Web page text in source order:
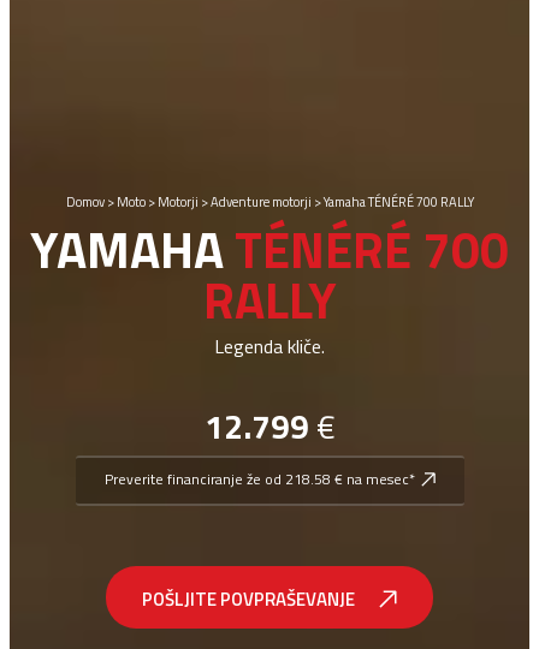
Domov>Moto>Motorji >Adventure motorji >Yamaha TÉNÉRÉ 700 RALLY
YAMAHATÉNÉRÉ 700
RALLY
Legenda kliče.
12.799€
Preverite financiranje že od 218.58 € na mesec*
POŠLJITE POVPRAŠEVANJE